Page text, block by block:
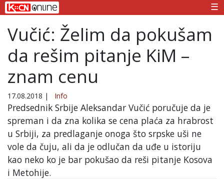
☰
Vučić: Želim da pokušam
da rešim pitanje KiM –
znam cenu
17.08.2018 | Info
Predsednik Srbije Aleksandar Vučić poručuje da je
spreman i da zna kolika se cena plaća za hrabrost
u Srbiji, za predlaganje onoga što srpske uši ne
vole da čuju, ali da je odlučan da uđe u istoriju
kao neko ko je bar pokušao da reši pitanje Kosova
i Metohije.